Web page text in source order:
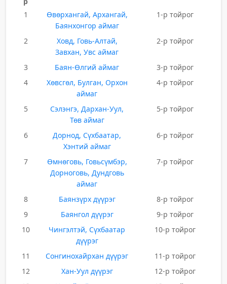
1
Өвөрхангай, Архангай,
Баянхонгор аймаг
1-р тойрог
2
Ховд, Говь-Алтай,
Завхан, Увс аймаг
2-р тойрог
3 Баян-Өлгий аймаг
3-р тойрог
4
Хөвсгөл, Булган, Орхон
аймаг
4-р тойрог
5
Сэлэнгэ, Дархан-Уул,
Төв аймаг
5-р тойрог
6
Дорнод, Сүхбаатар,
Хэнтий аймаг
6-р тойрог
7
Өмнөговь, Говьсүмбэр,
Дорноговь, Дундговь
аймаг
7-р тойрог
8 Баянзүрх дүүрэг
8-р тойрог
9
Баянгол дүүрэг
9-р тойрог
10
Чингэлтэй, Сүхбаатар
дүүрэг
10-р тойрог
11 Сонгинохайрхан дүүрэг
11-р тойрог
12
Хан-Уул дүүрэг
12-р тойрог